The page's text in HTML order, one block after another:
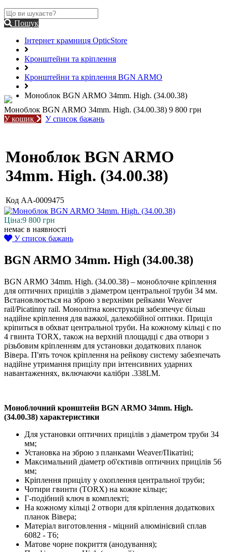
Пошук
Інтернет крамниця OpticStore
Кронштейни та кріплення
Кронштейни та кріплення BGN ARMO
Моноблок BGN ARMO 34mm. High. (34.00.38)
Моноблок BGN ARMO 34mm. High. (34.00.38) 9 800 грн
У кошик
У список бажань
Моноблок BGN ARMO
34mm. High. (34.00.38)
Код AA-0009475
Ціна:9 800 грн
немає в наявності
У список бажань
BGN ARMO 34mm. High (34.00.38)
BGN ARMO 34mm. High. (34.00.38) – моноблочне кріплення
для оптичних прицілів з діаметром центральної труби 34 мм.
Встановлюється на зброю з верхніми рейками Weaver
rail/Picatinny rail. Монолітна конструкція забезпечує більш
надійне кріплення для важкої, далекобійної оптики. Приціл
кріпиться в обхват центральної труби. На кожному кільці є по
4 гвинта TORX, також на верхній площадці є два отвори з
різьбовим кріпленням для установки додаткових планок
Вівера. П'ять точок кріплення на рейкову систему забезпечать
надійне утримання прицілу при інтенсивних ударних
навантаженнях, включаючи калібри .338LM.
Моноблочний кронштейн BGN ARMO 34mm. High.
(34.00.38) характеристики
Для установки оптичних прицілів з діаметром труби 34
мм;
Установка на зброю з планками Weaver/Пікатіні;
Максимальний діаметр об'єктивів оптичних прицілів 56
мм;
Кріплення прицілу у охоплення центральної труби;
Чотири гвинти (TORX) на кожне кільце;
Г-подібний ключ в комплекті;
На кожному кільці 2 отвори для кріплення додаткових
планок Вівера;
Матеріал виготовлення - міцний алюмінієвий сплав
6082 - Т6;
Матове чорне покриття (анодування);